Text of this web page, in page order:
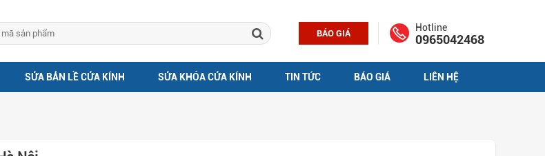
BÁO GIÁ
Hotline
0965042468
SỬA BẢN LỀ CỬA KÍNH SỬA KHÓA CỬA KÍNH TIN TỨC BÁO GIÁ LIÊN HỆ